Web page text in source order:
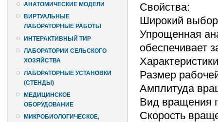
АНАТОМИЧЕСКИЕ МОДЕЛИ
ВИРТУАЛЬНЫЕ
ЛАБОРАТОРНЫЕ РАБОТЫ
ИНТЕРАКТИВНЫЙ ТИР
ЛАБОРАТОРИИ СЕЛЬСКОГО
ХОЗЯЙСТВА
ЛАБОРАТОРНЫЕ УСТАНОВКИ
(СТЕНДЫ)
МЕДИЦИНСКОЕ
ОБОРУДОВАНИЕ
МИКРОБИОЛОГИЧЕСКОЕ,
Свойства:
Широкий выбор
Упрощенная
обеспечивает
Размер
Амплитуда
Вид вращения
Скорость